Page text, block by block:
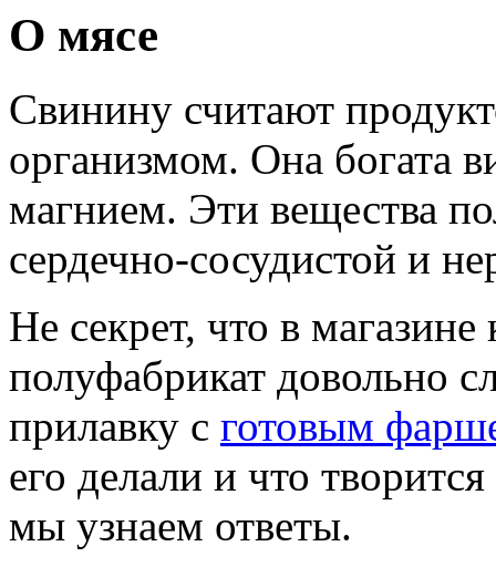
О мясе
Свинину считают
организмом. Она богата
магнием. Эти вещества
сердечно-сосудистой и
Не секрет, что в
полуфабрикат довольно
прилавку с готовым
его делали и что
мы узнаем ответы.